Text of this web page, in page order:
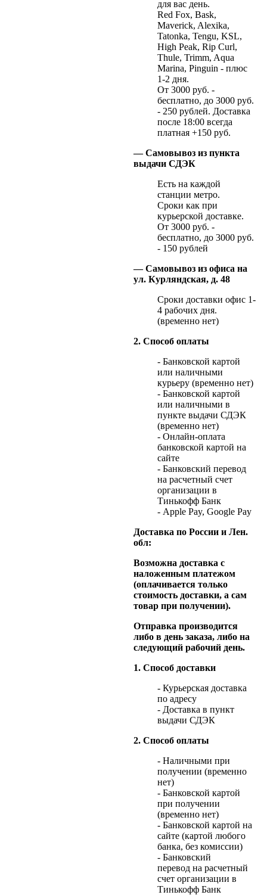
для вас день.
Red Fox, Bask,
Maverick, Alexika,
Tatonka, Tengu, KSL,
High Peak, Rip Curl,
Thule, Trimm, Aqua
Marina, Pinguin - плюс
1-2 дня.
От 3000 руб. -
бесплатно, до 3000 руб.
- 250 рублей. Доставка
после 18:00 всегда
платная +150 руб.
— Самовывоз из пункта
выдачи СДЭК
Есть на каждой
станции метро.
Сроки как при
курьерской доставке.
От 3000 руб. -
бесплатно, до 3000 руб.
- 150 рублей
— Самовывоз из офиса на
ул. Курляндская, д. 48
Сроки доставки офис 1-
4 рабочих дня.
(временно нет)
2. Способ оплаты
- Банковской картой
или наличными
курьеру (временно нет)
- Банковской картой
или наличными в
пункте выдачи СДЭК
(временно нет)
- Онлайн-оплата
банковской картой на
сайте
- Банковский перевод
на расчетный счет
организации в
Тинькофф Банк
- Apple Pay, Google Pay
Доставка по России и Лен.
обл:
Возможна доставка с
наложенным платежом
(оплачивается только
стоимость доставки, а сам
товар при получении).
Отправка производится
либо в день заказа, либо на
следующий рабочий день.
1. Способ доставки
- Курьерская доставка
по адресу
- Доставка в пункт
выдачи СДЭК
2. Способ оплаты
- Наличными при
получении (временно
нет)
- Банковской картой
при получении
(временно нет)
- Банковской картой на
сайте (картой любого
банка, без комиссии)
- Банковский
перевод на расчетный
счет организации в
Тинькофф Банк